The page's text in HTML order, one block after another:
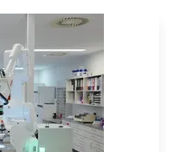
für die Zukunft
ein Link zur